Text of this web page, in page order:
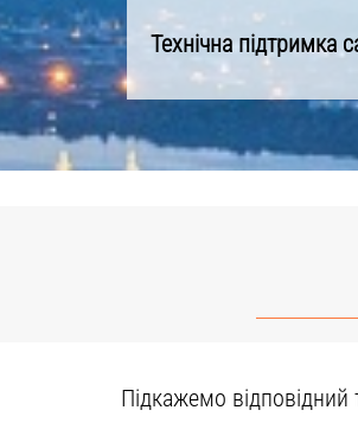
Технічна підтримка
Підкажемо